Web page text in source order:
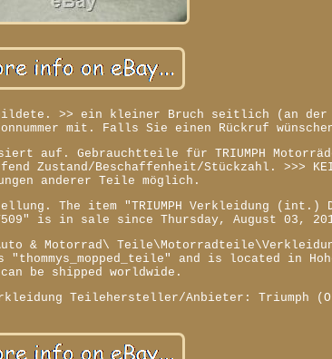
>> ein kleiner Bruch seitlich (an der
mit. Falls Sie einen Rückruf
auf. Gebrauchtteile für TRIUMPH
Zustand/Beschaffenheit/Stückzahl. >>>
anderer Teile möglich.
The item "TRIUMPH Verkleidung (int.)
T509" is in sale since Thursday, August 03,
& Motorrad\
and is located in
be shipped worldwide.
Teilehersteller/Anbieter: Triumph